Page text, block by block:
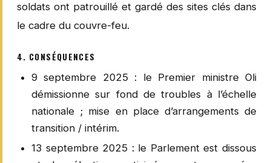
soldats ont patrouillé et gardé des sites clés dans
le cadre du couvre-feu.
4. CONSÉQUENCES
9 septembre 2025 : le Premier ministre Oli
démissionne sur fond de troubles à l’échelle
nationale ; mise en place d’arrangements de
transition / intérim.
13 septembre 2025 : le Parlement est dissous